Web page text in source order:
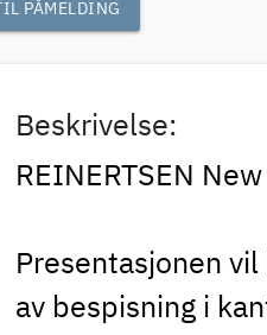
TIL PÅMELDING
Beskrivelse:
REINERTSEN
Presentasjonen
av bespisning i